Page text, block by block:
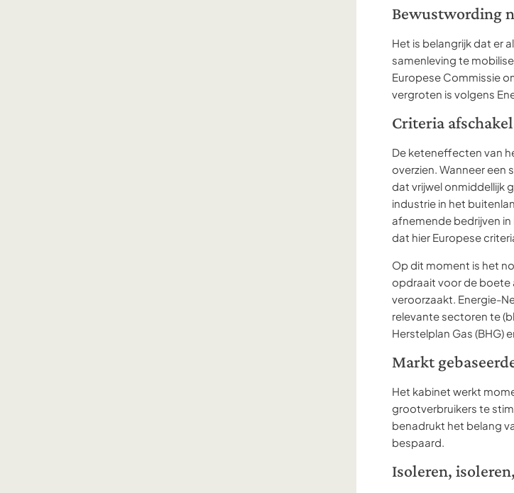
Bewustwording
Het is belangrijk dat er
samenleving te
Europese Commissie
vergroten is volgens
Criteria
De keteneffecten van
overzien. Wanneer een
dat vrijwel onmiddellijk
industrie in het
afnemende bedrijven
dat hier Europese
Op dit moment is het
opdraait voor de boete
veroorzaakt. Energie-
relevante sectoren te
Herstelplan Gas (BHG)
Markt
Het kabinet werkt
grootverbruikers te
benadrukt het belang
bespaard.
Isoleren,